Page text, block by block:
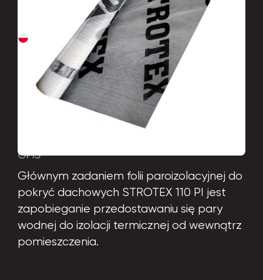
КРАЇНА-ВИРОБНИК
ZOSTAWIĆ WNIOSEK DO MENEDŻERA
OPIS
Głównym zadaniem folii paroizolacyjnej do
pokryć dachowych STROTEX 110 PI jest
zapobieganie przedostawaniu się pary
wodnej do izolacji termicznej od wewnątrz
pomieszczenia.